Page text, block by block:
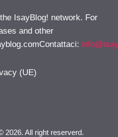
IsayBlog! network. For
and other
:
(UE)
2026. All right reserverd.